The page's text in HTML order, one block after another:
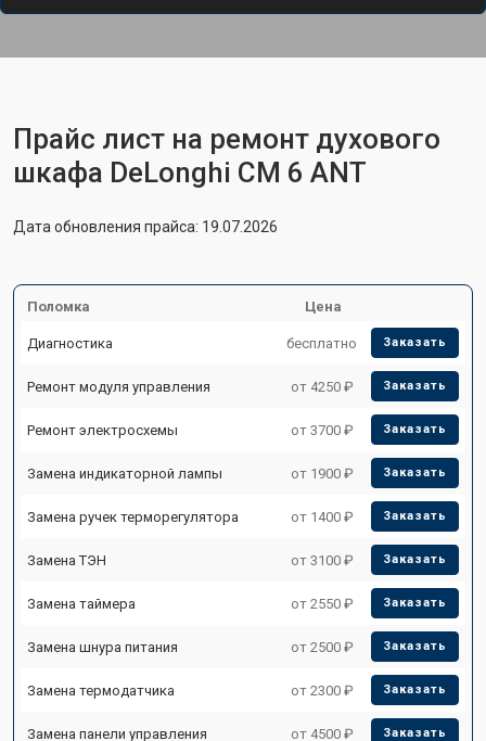
Прайс лист на ремонт духового
шкафа DeLonghi CM 6 ANT
Дата обновления прайса: 19.07.2026
Поломка Цена
Диагностика бесплатно Заказать
Ремонт модуля управления от 4250 ₽ Заказать
Ремонт электросхемы от 3700 ₽ Заказать
Замена индикаторной лампы от 1900 ₽ Заказать
Замена ручек терморегулятора от 1400 ₽ Заказать
Замена ТЭН от 3100 ₽ Заказать
Замена таймера от 2550 ₽ Заказать
Замена шнура питания от 2500 ₽ Заказать
Замена термодатчика от 2300 ₽ Заказать
Замена панели управления от 4500 ₽ Заказать